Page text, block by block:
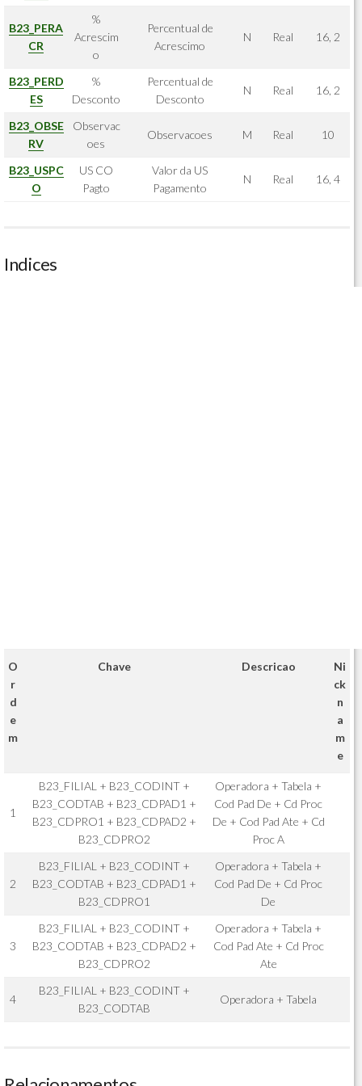
B23_PERA
CR
%
Acrescim
o
Percentual de
Acrescimo
N Real 16, 2
B23_PERD
ES
%
Desconto
Percentual de
Desconto
N Real 16, 2
B23_OBSE
RV
Observac
oes
Observacoes M Real 10
B23_USPC
O
US CO
Pagto
Valor da US
Pagamento
N Real 16, 4
Indices
O
r
d
e
m
Chave Descricao
Ni
ck
n
a
m
e
1
B23_FILIAL + B23_CODINT +
B23_CODTAB + B23_CDPAD1 +
B23_CDPRO1 + B23_CDPAD2 +
B23_CDPRO2
Operadora + Tabela +
Cod Pad De + Cd Proc
De + Cod Pad Ate + Cd
Proc A
2
B23_FILIAL + B23_CODINT +
B23_CODTAB + B23_CDPAD1 +
B23_CDPRO1
Operadora + Tabela +
Cod Pad De + Cd Proc
De
3
B23_FILIAL + B23_CODINT +
B23_CODTAB + B23_CDPAD2 +
B23_CDPRO2
Operadora + Tabela +
Cod Pad Ate + Cd Proc
Ate
4
B23_FILIAL + B23_CODINT +
B23_CODTAB
Operadora + Tabela